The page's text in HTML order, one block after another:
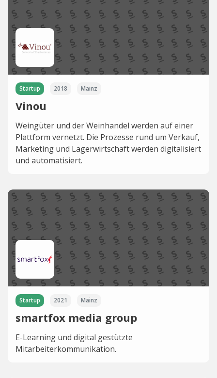
Startup 2018 Mainz
Vinou
Weingüter und der Weinhandel werden auf einer
Plattform vernetzt. Die Prozesse rund um Verkauf,
Marketing und Lagerwirtschaft werden digitalisiert
und automatisiert.
Startup 2021 Mainz
smartfox media group
E-Learning und digital gestützte
Mitarbeiterkommunikation.